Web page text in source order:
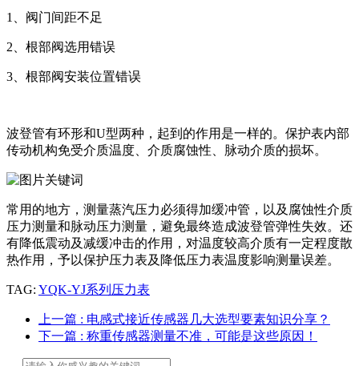
1、阀门间距不足
2、根部阀选用错误
3、根部阀安装位置错误
波登管有环形和U型两种，起到的作用是一样的。保护表内部
传动机构免受介质温度、介质腐蚀性、脉动介质的损坏。
常用的地方，测量蒸汽压力必须得加缓冲管，以及腐蚀性介质
压力测量和脉动压力测量，避免最终造成波登管弹性失效。还
有降低震动及减缓冲击的作用，对温度较高介质有一定程度散
热作用，予以保护压力表及降低压力表温度影响测量误差。
TAG: YQK-YJ系列压力表
上一篇 : 电感式接近传感器几大选型要素知识分享？
下一篇 : 称重传感器测量不准，可能是这些原因！